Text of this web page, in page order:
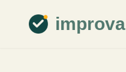
improva